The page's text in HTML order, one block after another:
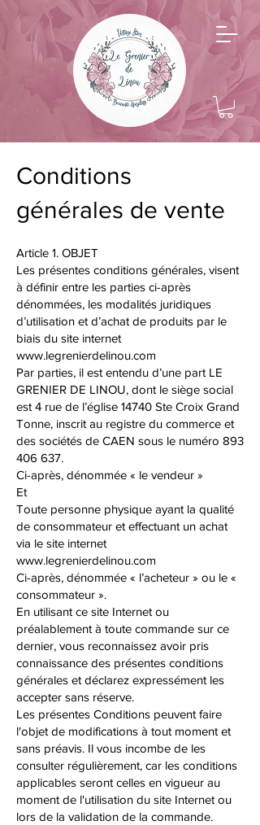
Conditions
générales de vente
Article 1. OBJET
Les présentes conditions générales, visent
à définir entre les parties ci-après
dénommées, les modalités juridiques
d’utilisation et d’achat de produits par le
biais du site internet
www.legrenierdelinou.com
Par parties, il est entendu d’une part LE
GRENIER DE LINOU, dont le siège social
est 4 rue de l’église 14740 Ste Croix Grand
Tonne, inscrit au registre du commerce et
des sociétés de CAEN sous le numéro 893
406 637.
Ci-après, dénommée « le vendeur »
Et
Toute personne physique ayant la qualité
de consommateur et effectuant un achat
via le site internet
www.legrenierdelinou.com
Ci-après, dénommée « l’acheteur » ou le «
consommateur ».
En utilisant ce site Internet ou
préalablement à toute commande sur ce
dernier, vous reconnaissez avoir pris
connaissance des présentes conditions
générales et déclarez expressément les
accepter sans réserve.
Les présentes Conditions peuvent faire
l'objet de modifications à tout moment et
sans préavis. Il vous incombe de les
consulter régulièrement, car les conditions
applicables seront celles en vigueur au
moment de l'utilisation du site Internet ou
lors de la validation de la commande.